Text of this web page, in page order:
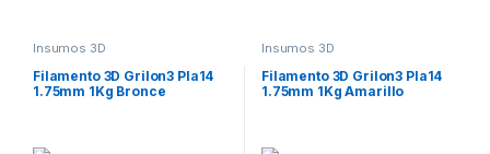
Insumos 3D
Filamento 3D Grilon3 Pla14
1.75mm 1Kg Bronce
Insumos 3D
Filamento 3D Grilon3 Pla14
1.75mm 1Kg Amarillo